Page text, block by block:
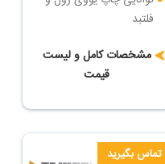
فلتبد
در ساعت
دارای روتاری جهت چاپ روی
اجسام مدور
مشخصات کامل و لیست
قیمت
تماس بگیرید